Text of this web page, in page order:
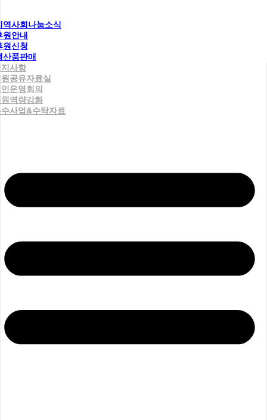
역사회나눔소식
원안내
원신청
산품판매
사항
공유자료실
운영회의
역량강화
사업&수탁자료